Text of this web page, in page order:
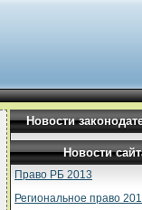
Новости
Новости
Право РБ 2013
Региональное право